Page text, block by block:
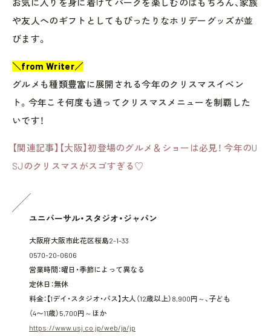
お気に入りを身に着けてパークを楽しむのはもちろん、家族
や友人へのギフトとしてもぴったりなホリデーグッズが並
びます。
＼from Writer／
グルメも種類豊富に展開される今年のクリスマスイベン
ト。今年こそ何度も通ってクリスマスメニューを制覇した
いです！
【関連記事】【大阪】初登場のグルメ＆ショーは必見！ 今年のU
SJのクリスマスがスゴすぎる♡
ユニバーサル・スタジオ・ジャパン
大阪府大阪市此花区桜島2-1-33
0570-20-0606
営業時間：曜日・季節によって異なる
定休日：無休
料金：【1デイ・スタジオ・パス】大人（12歳以上）8,900円～、子ども
（4〜11歳）5,700円～ほか
https://www.usj.co.jp/web/ja/jp